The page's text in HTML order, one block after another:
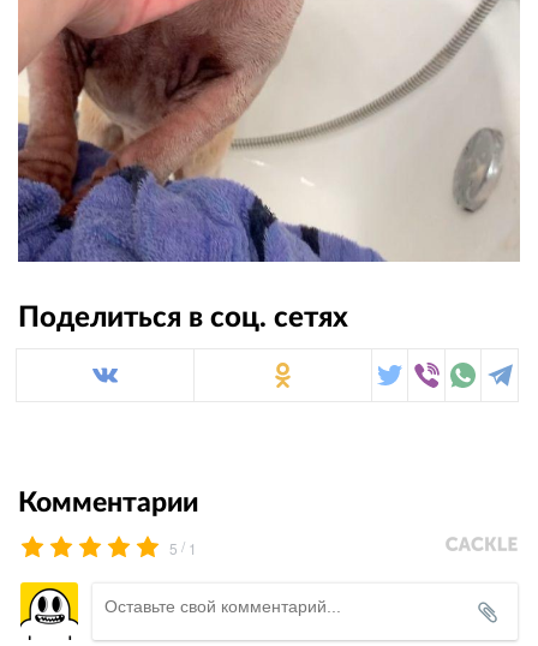
Поделиться в соц. сетях
Комментарии
5 / 1